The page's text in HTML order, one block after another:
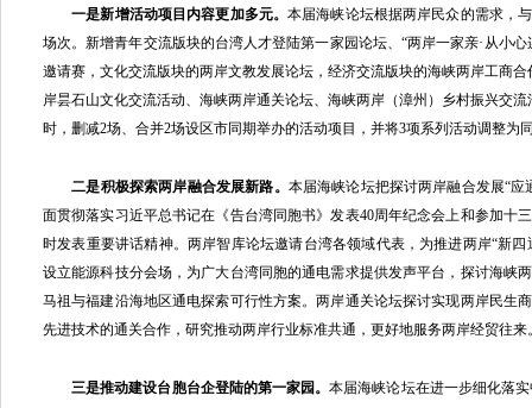
一是新增活动项目内容更加多元。本届海峡论坛根据两岸民众的需求，
场次。新增青年交流版块的台湾人才登陆第一家园论坛、“两岸一家亲·从小
邀请赛，文化交流版块的两岸文教发展论坛，经济交流版块的海峡两岸工商
岸昙石山文化交流活动、海峡两岸通关论坛、海峡两岸（漳州）乡村振兴交
时，删减2场、合并2场设区市同期举办的活动项目，并将3项系列活动调整为
二是积极探索两岸融合发展新路。 本届海峡论坛把探讨两岸融合发展“
面贯彻落实习近平总书记在《告台湾同胞书》发表40周年纪念会上和参加十
时发表重要讲话精神。两岸智库论坛邀请台湾各领域代表，为推进两岸“新
设立能源科技分会场，为广大台湾同胞的通电需求提供发声平台，探讨海峡
马祖与福建沿海地区通电探索可行性方案。两岸通关论坛探讨实现两岸民生
先进技术的通关合作，研究推动两岸行业标准共通，更好地服务两岸经贸往来
三是推动建设台胞台企登陆的第一家园。本届海峡论坛在进一步细化落